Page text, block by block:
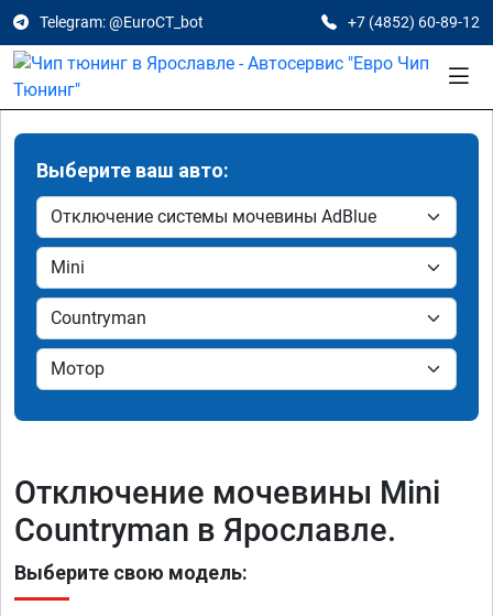
Telegram: @EuroCT_bot +7 (4852) 60-89-12
Выберите ваш авто:
Отключение мочевины Mini
Countryman в Ярославле.
Выберите свою модель: